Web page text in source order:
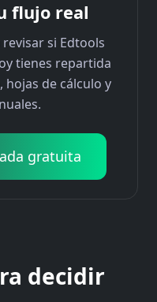
flujo real
si Edtools
tienes repartida
hojas de cálculo y
gratuita
decidir